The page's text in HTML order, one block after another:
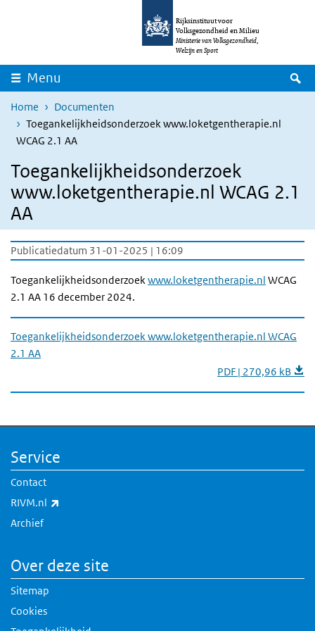
Overslaan en naar de inhoud gaan
Rijksinstituut voor
Volksgezondheid en Milieu
Ministerie van Volksgezondheid,
Welzijn en Sport
Menu
Home
Documenten
Toegankelijkheidsonderzoek www.loketgentherapie.nl
WCAG 2.1 AA
Toegankelijkheidsonderzoek
www.loketgentherapie.nl WCAG 2.1
AA
Publicatiedatum 31-01-2025 | 16:09
Toegankelijkheidsonderzoekwww.loketgentherapie.nl WCAG
2.1 AA 16 december 2024.
Toegankelijkheidsonderzoek www.loketgentherapie.nl WCAG
2.1 AA
PDF | 270,96 kB
Service
Contact
RIVM.nl
Archief
Over deze site
Sitemap
Cookies